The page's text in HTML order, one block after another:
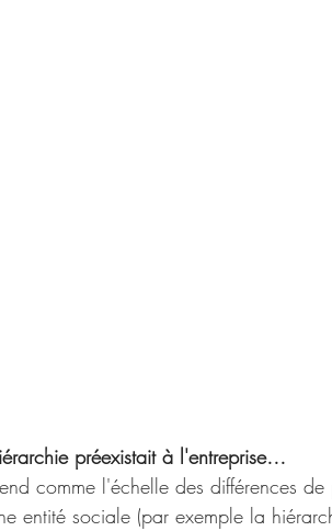
préexistait à l'entreprise…
comme l'échelle des différences
entité sociale (par exemple la